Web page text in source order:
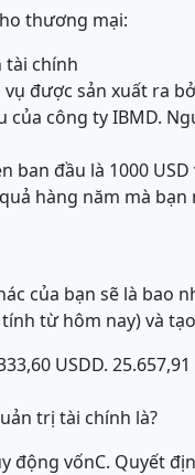
thương mại:
tài chính
được sản xuất ra
của công ty IBMD.
đầu là 1000
hàng năm mà bạn
của bạn sẽ là bao
từ hôm nay) và
USDD. 25.657,91
trị tài chính là?
động vốnC. Quyết